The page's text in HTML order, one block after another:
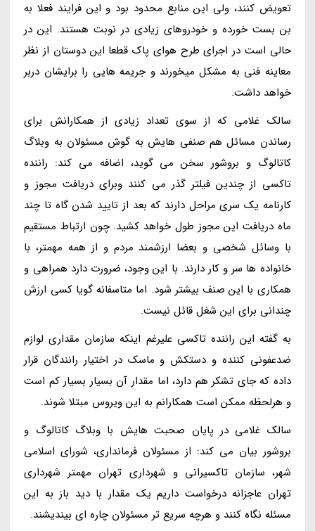
تعویض کنند، ولی این منابع محدود بود و این فرایند فعلا به
بن بست خورده و خودروهای زیادی در نوبت هستند. این در
حالی است در اجرای طرح هوای پاک قطعا این دوستان از نظر
معاینه فنی به مشکل میخورند و جریمه هایی را برایشان دربر
خواهد داشت.
سالک غلامی که از سوی تعداد زیادی از همکارانش برای
رساندن مسائل هم صنفی هایش به گوش مسئولان به وبلاگ
کاتالوگ و بروشور سخن می گوید، اضافه می کند: راننده
تاکسی از چندین فیلتر گذر می کنند وبرای دریافت مجوز و
کارنامه یک سری مراحل دارند که بعد از تایید شدن گاه تا چند
ماه دریافت این مجوز طول خواهد کشید. چون ارتباط مستقیم
با وسائل شخصی و بعضا ارزشمند مردم و از همه مهمتر، با
خانواده ها سر و کار دارند. با این وجود، ضرورت دارد همراهی و
همکاری با این صنف بیشتر شود. اما متاسفانه گویا کسی ارزش
چندانی برای این شغل قائل نیست.
به گفته این راننده تاکسی علیرغم اینکه سازمان مقداری لوازم
ضدعفونی کننده و دستکش و ماسک در اختیار رانندگان قرار
داده که جای تشکر هم دارد، اما مقدار آن بسیار بسیار کم است
و هرلحظه ممکن است همکارانم به این ویروس مبتلا شوند.
سالک غلامی در پایان صحبت هایش با وبلاگ کاتالوگ و
بروشور بیان می کند: از مسئولان فرمانداری، شورای اسلامی
شهر، سازمان تاکسیرانی و شهرداری تهران مهمتر شهرداری
تهران عاجزانه درخواست داریم یک مقدار با دید باز به این
مسئله نگاه کنند و هرچه سریع تر مسئولان چاره ای بیندیشند.